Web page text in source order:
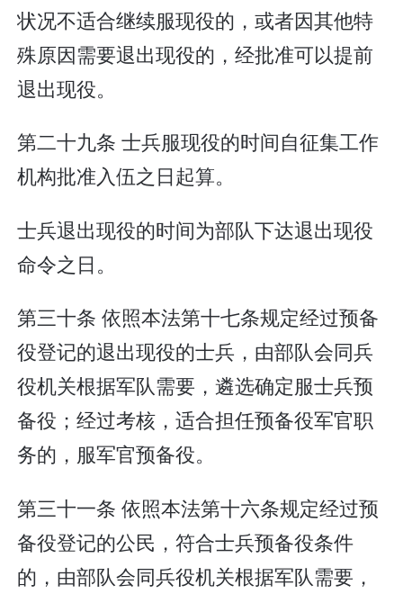
状况不适合继续服现役的，或者因其他特
殊原因需要退出现役的，经批准可以提前
退出现役。
第二十九条 士兵服现役的时间自征集工作
机构批准入伍之日起算。
士兵退出现役的时间为部队下达退出现役
命令之日。
第三十条 依照本法第十七条规定经过预备
役登记的退出现役的士兵，由部队会同兵
役机关根据军队需要，遴选确定服士兵预
备役；经过考核，适合担任预备役军官职
务的，服军官预备役。
第三十一条 依照本法第十六条规定经过预
备役登记的公民，符合士兵预备役条件
的，由部队会同兵役机关根据军队需要，